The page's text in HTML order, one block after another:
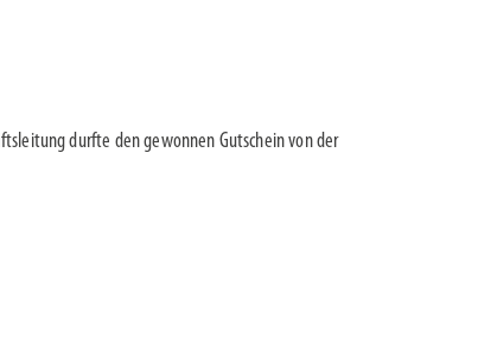
durfte den gewonnen Gutschein von der